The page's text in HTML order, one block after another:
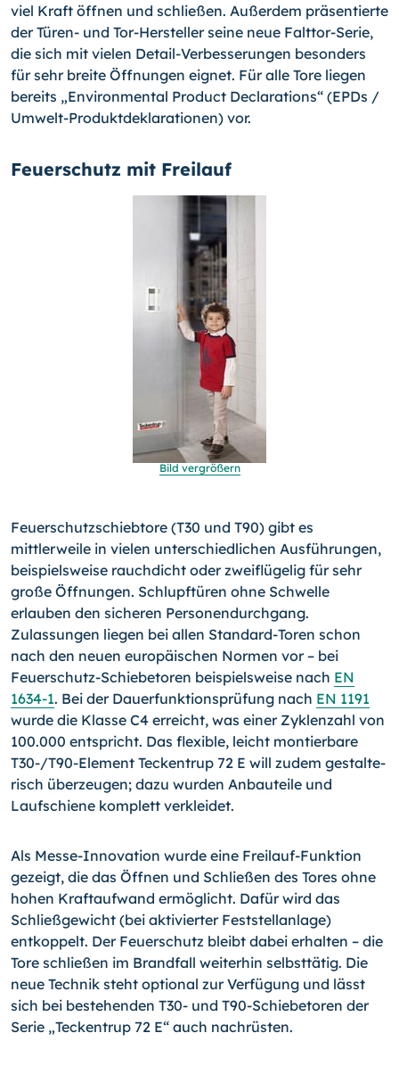
viel Kraft öffnen und schließen. Außerdem präsentierte
der Türen- und Tor-Hersteller seine neue Falttor-Serie,
die sich mit vielen Detail-Verbesserungen besonders
für sehr breite Öffnungen eignet. Für alle Tore liegen
bereits „Environmental Product Declara­tions“ (EPDs /
Umwelt-Produktdeklarationen) vor.
Feuerschutz mit Freilauf
Bild vergrößern
Feuerschutzschiebtore (T30 und T90) gibt es
mittlerweile in vielen unterschiedlichen Ausführungen,
beispielsweise rauch­dicht oder zweiflügelig für sehr
große Öffnungen. Schlupftüren ohne Schwelle
erlauben den sicheren Personendurchgang.
Zulassungen liegen bei allen Standard-Toren schon
nach den neuen europäischen Normen vor – bei
Feuerschutz-Schiebeto­ren beispielsweise nach EN
1634-1. Bei der Dauerfunktions­prüfung nach EN 1191
wurde die Klasse C4 erreicht, was einer Zyklenzahl von
100.000 entspricht. Das flexible, leicht montier­bare
T30-/T90-Element Teckentrup 72 E will zudem gestalte­
risch überzeugen; dazu wurden Anbauteile und
Laufschiene komplett verkleidet.
Als Messe-Innovation wurde eine Freilauf-Funktion
gezeigt, die das Öffnen und Schließen des Tores ohne
hohen Kraftaufwand ermöglicht. Dafür wird das
Schließgewicht (bei aktivierter Feststellanlage)
entkoppelt. Der Feuerschutz bleibt dabei er­halten – die
Tore schließen im Brandfall weiterhin selbsttätig. Die
neue Technik steht optional zur Verfügung und lässt
sich bei bestehenden T30- und T90-Schiebetoren der
Serie „Teckentrup 72 E“ auch nachrüsten.